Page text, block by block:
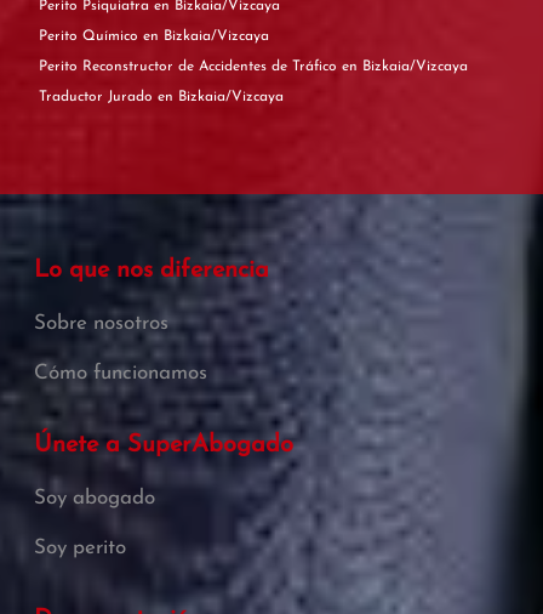
Perito Psiquiatra en Bizkaia/Vizcaya
Perito Químico en Bizkaia/Vizcaya
Perito Reconstructor de Accidentes de Tráfico en Bizkaia/Vizcaya
Traductor Jurado en Bizkaia/Vizcaya
Lo que nos diferencia
Sobre nosotros
Cómo funcionamos
Únete a SuperAbogado
Soy abogado
Soy perito